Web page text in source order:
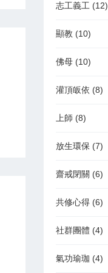
志工義工 (12)
顯教 (10)
佛母 (10)
灌頂皈依 (8)
上師 (8)
放生環保 (7)
齋戒閉關 (6)
共修心得 (6)
社群團體 (4)
氣功瑜珈 (4)